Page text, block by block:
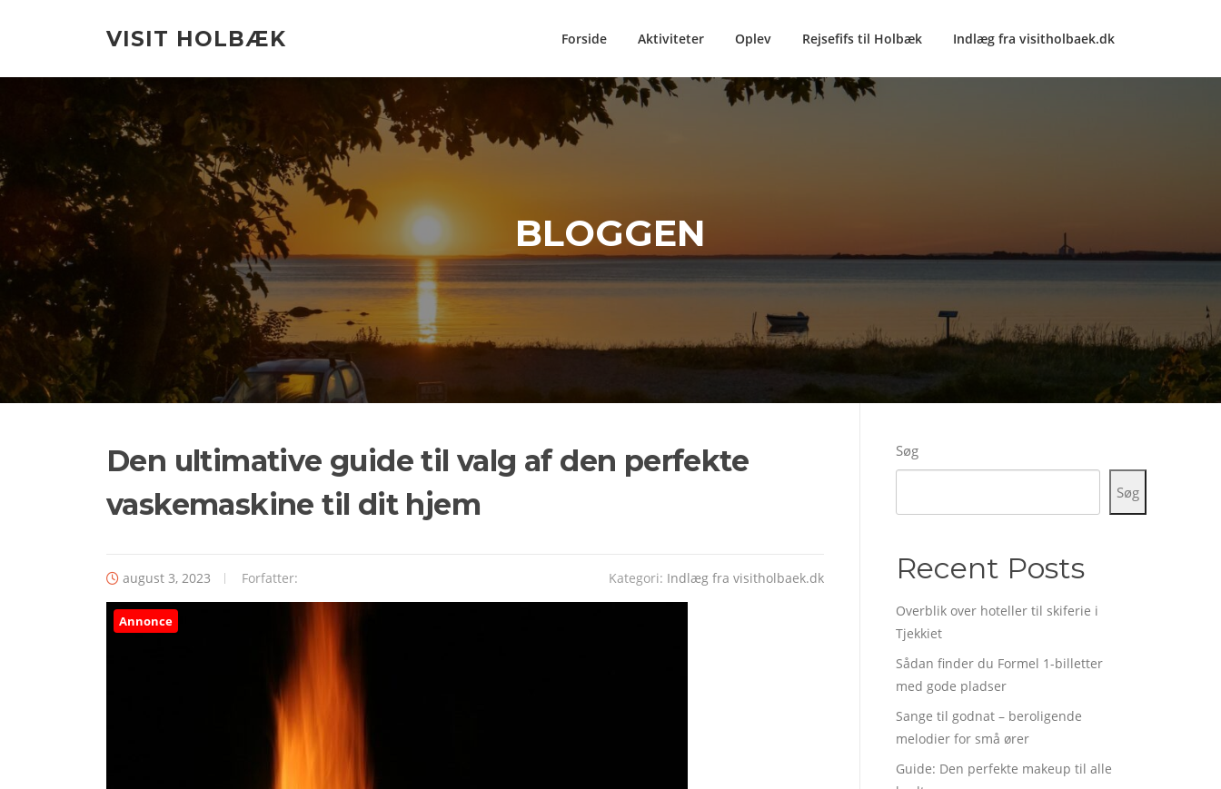
VISIT HOLBÆK Forside Aktiviteter Oplev Rejsefifs til Holbæk Indlæg fra visitholbaek.dk
BLOGGEN
Den ultimative guide til valg af den perfekte
vaskemaskine til dit hjem
august 3, 2023 Forfatter: Kategori: Indlæg fra visitholbaek.dk
Annonce
Søg
Søg
Recent Posts
Overblik over hoteller til skiferie i
Tjekkiet
Sådan finder du Formel 1-billetter
med gode pladser
Sange til godnat – beroligende
melodier for små ører
Guide: Den perfekte makeup til alle